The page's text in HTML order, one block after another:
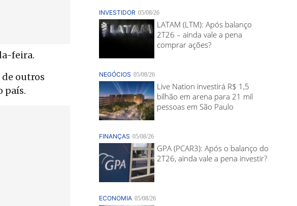
feira.
outros
país.